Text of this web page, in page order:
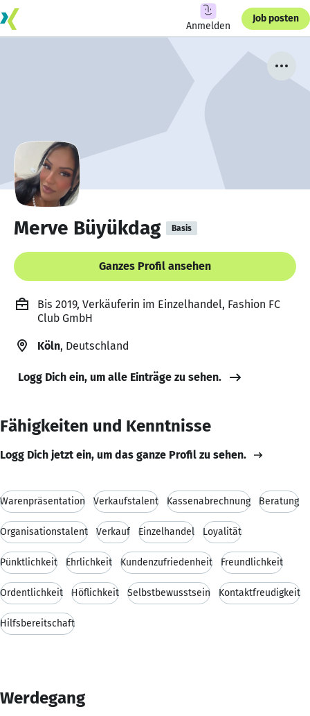
Anmelden
Job posten
Merve Büyükdag Basis
Ganzes Profil ansehen
Bis 2019, Verkäuferin im Einzelhandel, Fashion FC
Club GmbH
Köln, Deutschland
Logg Dich ein, um alle Einträge zu sehen.
Fähigkeiten und Kenntnisse
Logg Dich jetzt ein, um das ganze Profil zu sehen.
Warenpräsentation Verkaufstalent Kassenabrechnung Beratung
Organisationstalent Verkauf Einzelhandel Loyalität
Pünktlichkeit Ehrlichkeit Kundenzufriedenheit Freundlichkeit
Ordentlichkeit Höflichkeit Selbstbewusstsein Kontaktfreudigkeit
Hilfsbereitschaft
Werdegang